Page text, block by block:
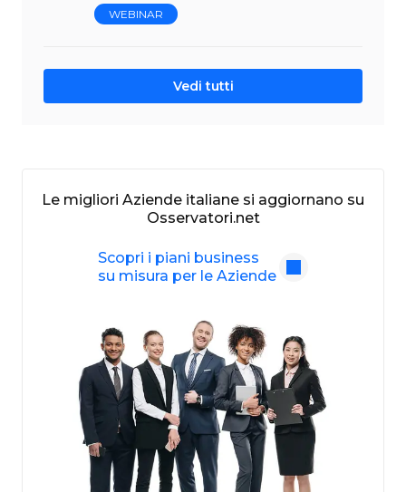
WEBINAR
Vedi tutti
Le migliori Aziende italiane si aggiornano su
Osservatori.net
Scopri i piani business
su misura per le Aziende